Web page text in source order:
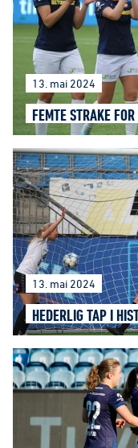
13. mai 2024
FEMTE STRAKE
13. mai 2024
HEDERLIG TAP I